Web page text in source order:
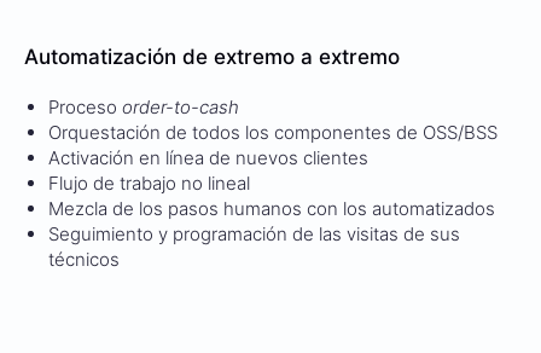
Automatización de extremo a extremo
Proceso order-to-cash
Orquestación de todos los componentes de OSS/BSS
Activación en línea de nuevos clientes
Flujo de trabajo no lineal
Mezcla de los pasos humanos con los automatizados
Seguimiento y programación de las visitas de sus
técnicos